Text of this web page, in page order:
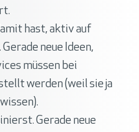
hast, aktiv auf
neue Ideen,
müssen bei
werden (weil sie ja
Gerade neue